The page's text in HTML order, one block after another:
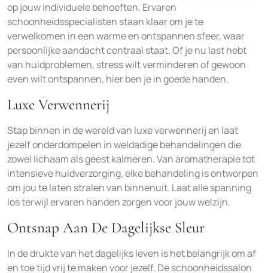
op jouw individuele behoeften. Ervaren
schoonheidsspecialisten staan klaar om je te
verwelkomen in een warme en ontspannen sfeer, waar
persoonlijke aandacht centraal staat. Of je nu last hebt
van huidproblemen, stress wilt verminderen of gewoon
even wilt ontspannen, hier ben je in goede handen.
Luxe Verwennerij
Stap binnen in de wereld van luxe verwennerij en laat
jezelf onderdompelen in weldadige behandelingen die
zowel lichaam als geest kalmeren. Van aromatherapie tot
intensieve huidverzorging, elke behandeling is ontworpen
om jou te laten stralen van binnenuit. Laat alle spanning
los terwijl ervaren handen zorgen voor jouw welzijn.
Ontsnap Aan De Dagelijkse Sleur
In de drukte van het dagelijks leven is het belangrijk om af
en toe tijd vrij te maken voor jezelf. De schoonheidssalon